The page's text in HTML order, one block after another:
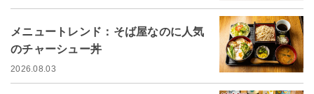
メニュートレンド：そば屋なのに人気
のチャーシュー丼
2026.08.03